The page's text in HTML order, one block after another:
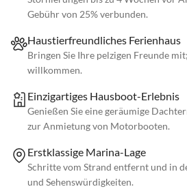
Gebühr von 25% verbunden.
Haustierfreundliches Ferienhaus
Bringen Sie Ihre pelzigen Freunde
willkommen.
Einzigartiges Hausboot-Erlebnis
Genießen Sie eine geräumige
zur Anmietung von Motorbooten.
Erstklassige Marina-Lage
Schritte vom Strand entfernt und in
und Sehenswürdigkeiten.